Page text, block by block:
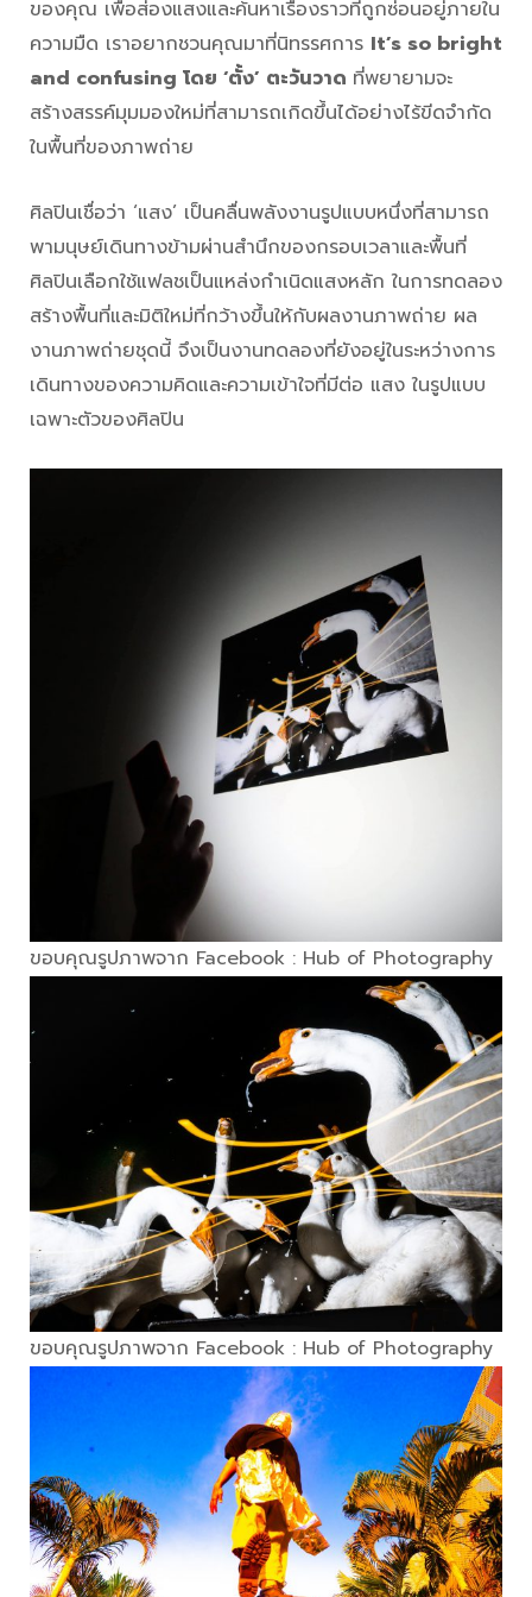
ของคุณ เพื่อส่องแสงและค้นหาเรื่องราวที่ถูกซ่อนอยู่ภายใน
ความมืด เราอยากชวนคุณมาที่นิทรรศการ It’s so bright
and confusing โดย ‘ตั้ง’ ตะวันวาด ที่พยายามจะ
สร้างสรรค์มุมมองใหม่ที่สามารถเกิดขึ้นได้อย่างไร้ขีดจำกัด
ในพื้นที่ของภาพถ่าย
ศิลปินเชื่อว่า ‘แสง’ เป็นคลื่นพลังงานรูปแบบหนึ่งที่สามารถ
พามนุษย์เดินทางข้ามผ่านสำนึกของกรอบเวลาและพื้นที่
ศิลปินเลือกใช้แฟลชเป็นแหล่งกำเนิดแสงหลัก ในการทดลอง
สร้างพื้นที่และมิติใหม่ที่กว้างขึ้นให้กับผลงานภาพถ่าย ผล
งานภาพถ่ายชุดนี้ จึงเป็นงานทดลองที่ยังอยู่ในระหว่างการ
เดินทางของความคิดและความเข้าใจที่มีต่อ แสง ในรูปแบบ
เฉพาะตัวของศิลปิน
ขอบคุณรูปภาพจาก Facebook : Hub of Photography
ขอบคุณรูปภาพจาก Facebook : Hub of Photography